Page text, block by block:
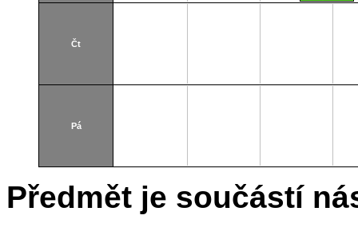
T2:C3-52
Čt
Pá
Předmět je součástí